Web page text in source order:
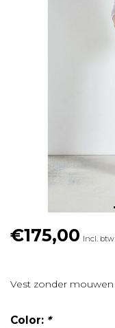
€175,00 Incl. btw
Vest zonder mouwen
Color: *